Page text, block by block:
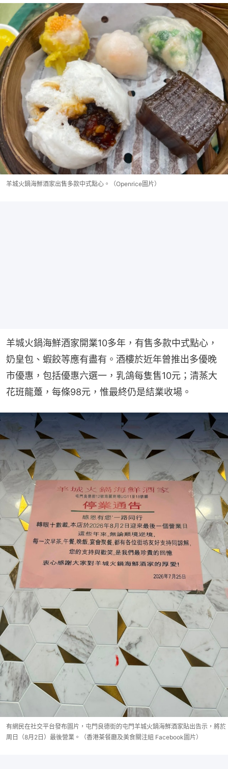
羊城火鍋海鮮酒家出售多款中式點心。（Openrice圖片）
羊城火鍋海鮮酒家開業10多年，有售多款中式點心，
奶皇包、蝦餃等應有盡有。酒樓於近年曾推出多優晚
市優惠，包括優惠六選一，乳鴿每隻售10元；清蒸大
花班龍躉，每條98元，惟最終仍是結業收場。
有網民在社交平台發布圖片，屯門良德街的屯門羊城火鍋海鮮酒家貼出告示，將於
周日（8月2日）最後營業。（香港茶餐廳及美食關注組 Facebook圖片）